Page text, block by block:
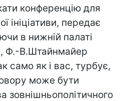
конференцію для
ініціативи, передає
в нижній палаті
Ф.-В.Штайнмайер
само як і вас, турбує,
може бути
зовнішньополітичного